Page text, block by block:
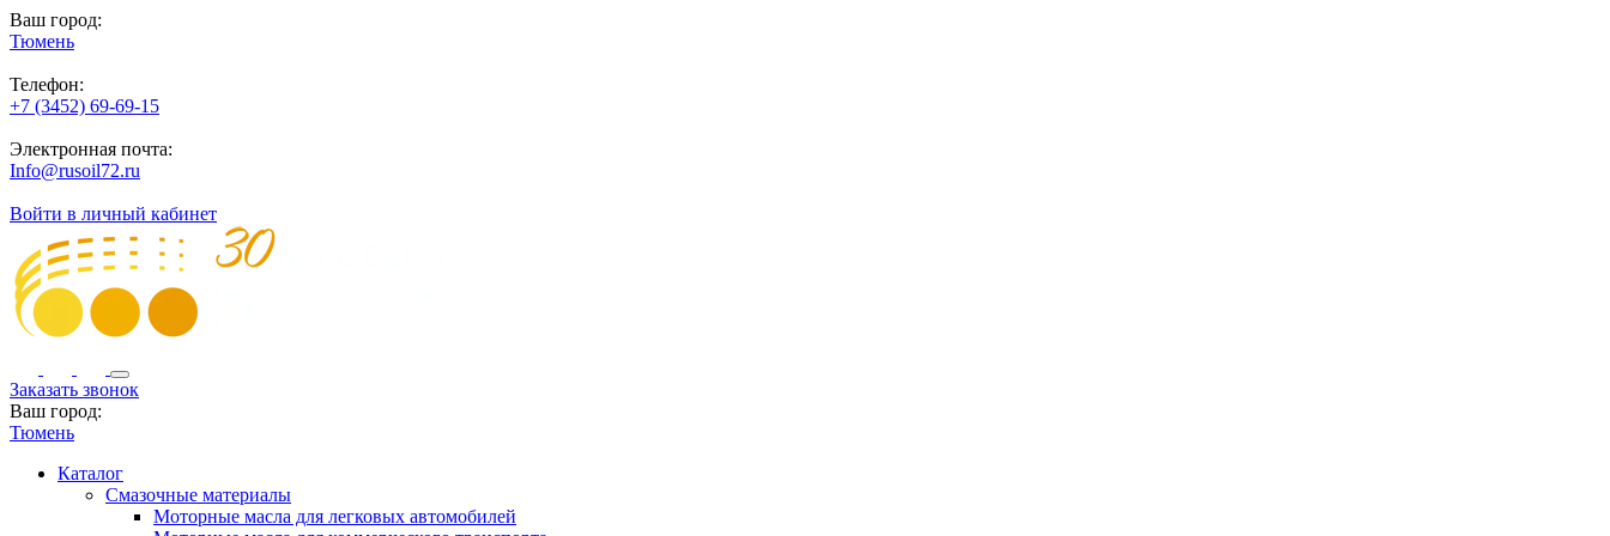
Ваш город:
Тюмень
Телефон:
+7 (3452) 69-69-15
Электронная почта:
Info@rusoil72.ru
Войти в личный кабинет
Заказать звонок
Ваш город:
Тюмень
Каталог
Смазочные материалы
Моторные масла для легковых автомобилей